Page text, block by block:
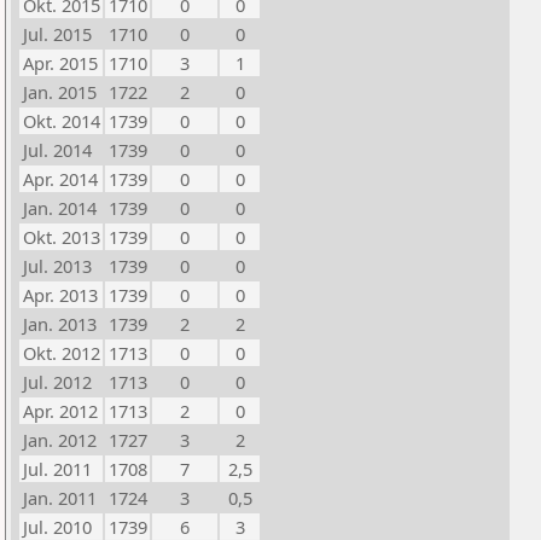
Okt. 2015 1710 0
0
Jul. 2015
1710 0
0
Apr. 2015 1710 3
1
Jan. 2015 1722 2
0
Okt. 2014 1739 0
0
Jul. 2014
1739 0
0
Apr. 2014 1739 0
0
Jan. 2014 1739 0
0
Okt. 2013 1739 0
0
Jul. 2013
1739 0
0
Apr. 2013 1739 0
0
Jan. 2013 1739 2
2
Okt. 2012 1713 0
0
Jul. 2012
1713 0
0
Apr. 2012 1713 2
0
Jan. 2012 1727 3
2
Jul. 2011
1708 7
2,5
Jan. 2011
1724 3
0,5
Jul. 2010
1739 6
3